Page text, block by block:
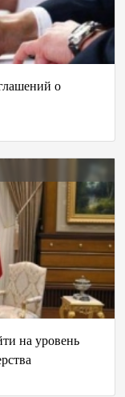
о
на уровень